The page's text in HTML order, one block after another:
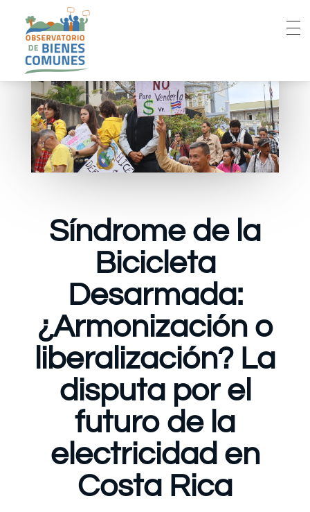
Síndrome de la
Bicicleta
Desarmada:
¿Armonización o
liberalización? La
disputa por el
futuro de la
electricidad en
Costa Rica